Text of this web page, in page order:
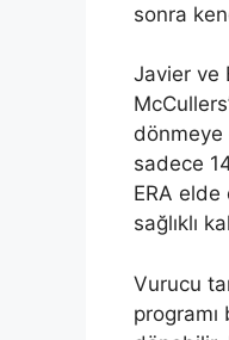
sonra
Javier ve
dönmeye
sadece
ERA elde
sağlıklı
Vurucu
programı